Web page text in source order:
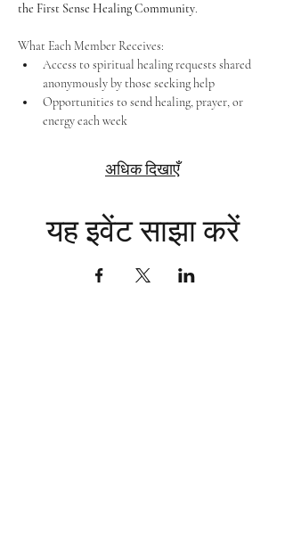
the First Sense Healing Community.
What Each Member Receives:
Access to spiritual healing requests shared
anonymously by those seeking help
Opportunities to send healing, prayer, or
energy each week
अधिक दिखाएँ
यह इवेंट साझा करें